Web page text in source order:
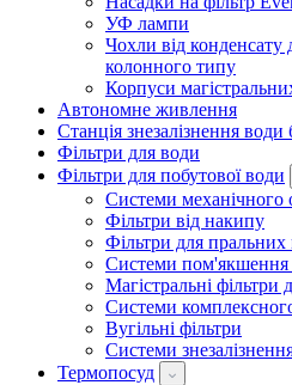
УФ лампи
Чохли від
колонного типу
Корпуси
Автономне живлення
Станція знезалізнення
Фільтри для води
Фільтри для побутової води
Системи
Фільтри від накипу
Фільтри для
Системи пом'якшення
Магістральні фільтри
Системи
Вугільні фільтри
Системи
Термопосуд